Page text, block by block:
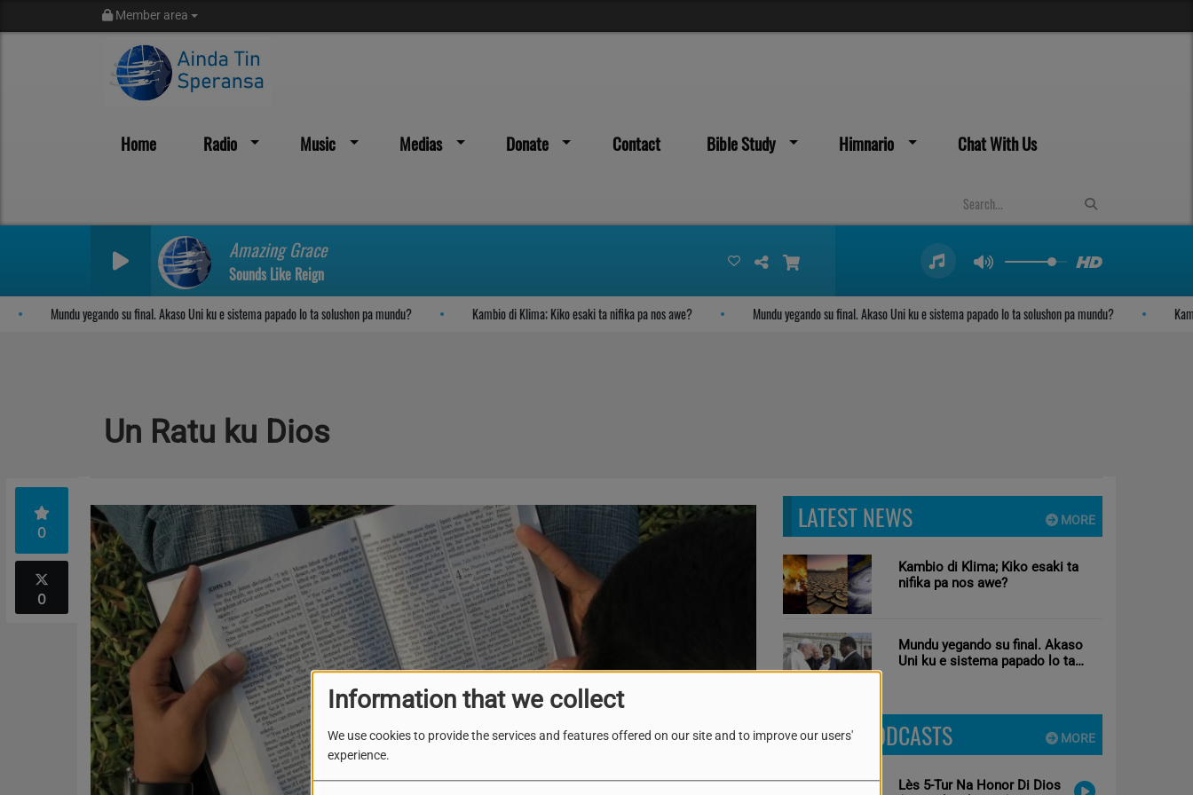
Information that we collect
We use cookies to provide the services and features offered on our site and to improve our users'
experience.
Member area
Home Radio Music Medias Donate Contact Bible Study Himnario Chat With Us
Amazing Grace
Sounds Like Reign
Mundu yegando su final. Akaso Uni ku e sistema papado lo ta solushon pa mundu? Kambio di Klima; Kiko esaki ta nifika pa nos awe? Mundu yegando su final. Akaso Uni ku e sistema papado lo ta solushon pa mundu? Kambio di
Un Ratu ku Dios
0
0
MORE
LATEST NEWS
Kambio di Klima; Kiko esaki ta
nifika pa nos awe?
Mundu yegando su final. Akaso
Uni ku e sistema papado lo ta
MORE
LATEST PODCASTS
Lès 5-Tur Na Honor Di Dios